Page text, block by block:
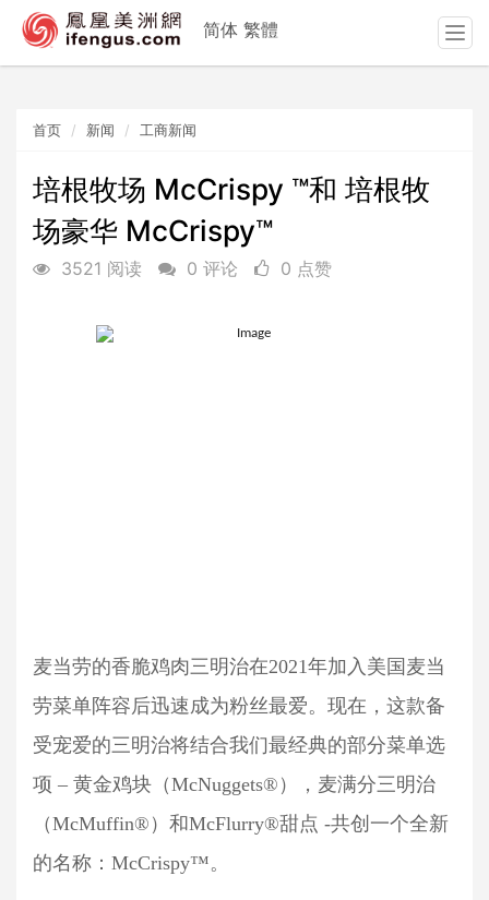
首页 新闻 工商新闻
培根牧场 McCrispy ™和 培根牧
场豪华 McCrispy™
3521 阅读 0 评论 0 点赞
麦当劳的香脆鸡肉三明治在2021年加入美国麦当
劳菜单阵容后迅速成为粉丝最爱。现在，这款备
受宠爱的三明治将结合我们最经典的部分菜单选
项 – 黄金鸡块（McNuggets®），麦满分三明治
（McMuffin®）和McFlurry®甜点 -共创一个全新
的名称：McCrispy™。
简体 繁體
T
o